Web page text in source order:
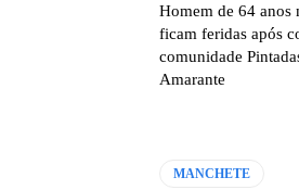
Homem de 64 anos
ficam feridas após
comunidade
Amarante
MANCHETE